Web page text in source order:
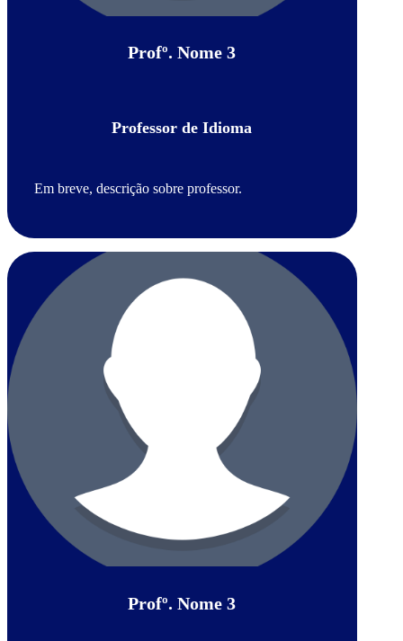
Profº. Nome 3
Professor de Idioma
Em breve, descrição sobre professor.
Profº. Nome 3